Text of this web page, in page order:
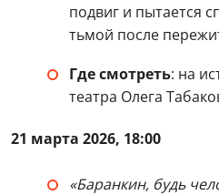
подвиг и пытается
тьмой после
Где смотреть: на
театра Олега
21 марта 2026, 18:00
«Баранкин, будь